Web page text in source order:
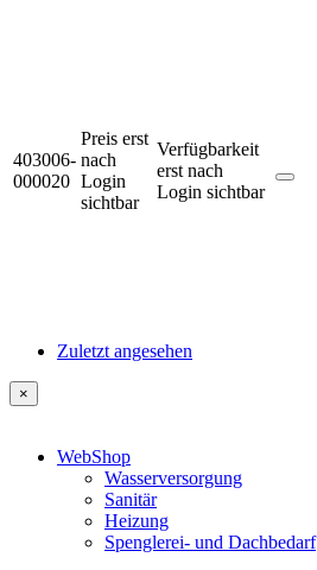
403006-
000020
Preis erst
nach
Login
sichtbar
Verfügbarkeit
erst nach
Login sichtbar
Zuletzt angesehen
×
WebShop
Wasserversorgung
Sanitär
Heizung
Spenglerei- und Dachbedarf